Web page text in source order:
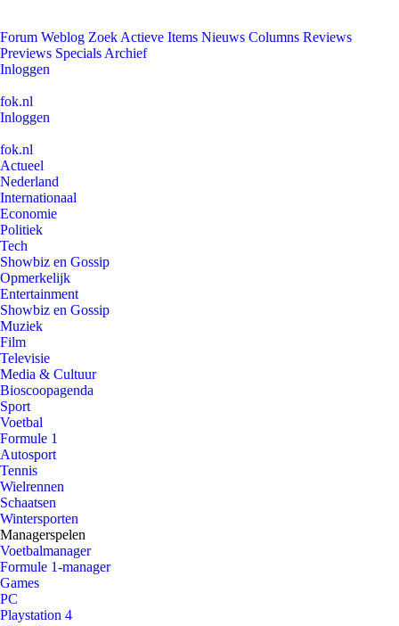
Forum Weblog Zoek Actieve Items Nieuws Columns Reviews
Previews Specials Archief
Inloggen
fok.nl
Inloggen
fok.nl
Actueel
Nederland
Internationaal
Economie
Politiek
Tech
Showbiz en Gossip
Opmerkelijk
Entertainment
Showbiz en Gossip
Muziek
Film
Televisie
Media & Cultuur
Bioscoopagenda
Sport
Voetbal
Formule 1
Autosport
Tennis
Wielrennen
Schaatsen
Wintersporten
Managerspelen
Voetbalmanager
Formule 1-manager
Games
PC
Playstation 4